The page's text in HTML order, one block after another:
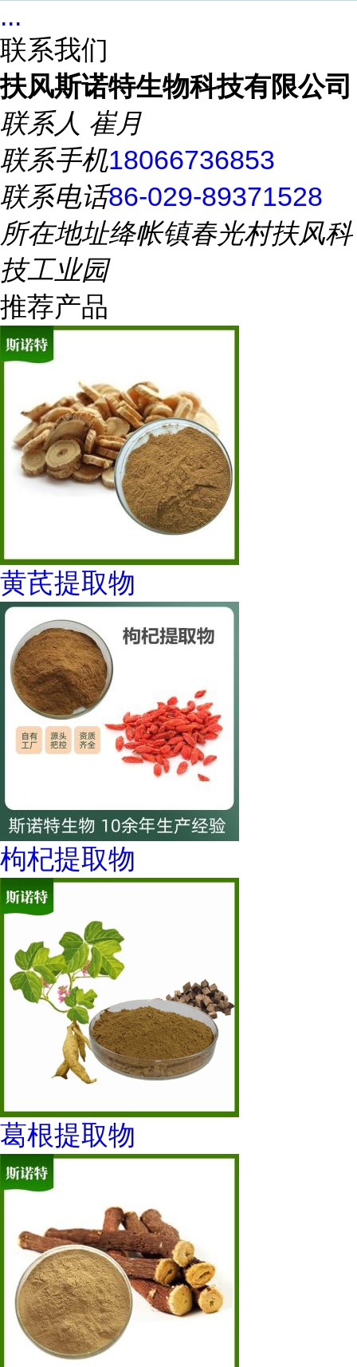
...
联系我们
扶风斯诺特生物科技有限公司
联系人 崔月
联系手机18066736853
联系电话86-029-89371528
所在地址绛帐镇春光村扶风科
技工业园
推荐产品
黄芪提取物
枸杞提取物
葛根提取物